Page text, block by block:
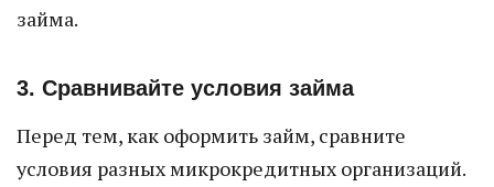
займа.
3. Сравнивайте условия займа
Перед тем, как оформить займ, сравните
условия разных микрокредитных организаций.